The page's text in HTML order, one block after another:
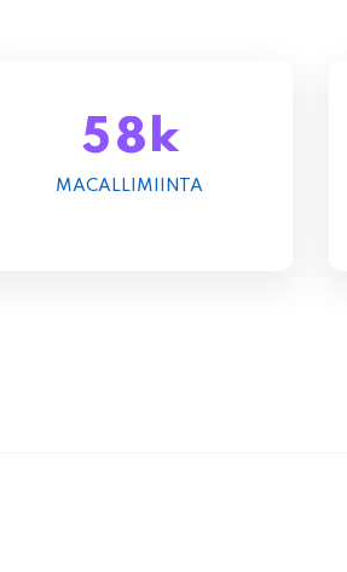
58k
MACALLIMIINTA